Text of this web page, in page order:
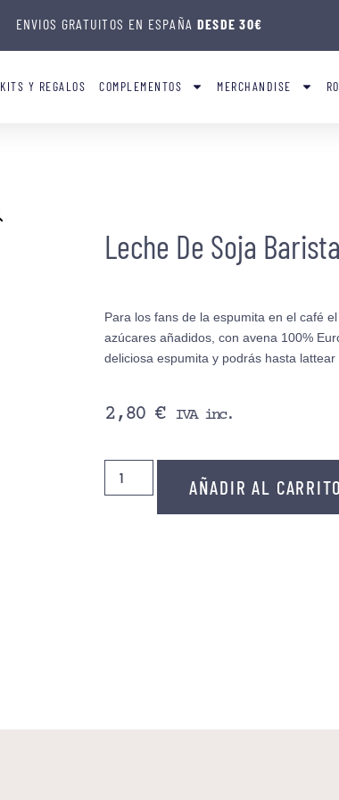
ENVIOS GRATUITOS EN ESPAÑA DESDE 30€
KITS Y REGALOS COMPLEMENTOS MERCHANDISE
Leche De Soja
Para los fans de la espumita en el café
azúcares añadidos, con avena 100%
deliciosa espumita y podrás hasta
2,80 € IVA inc.
AÑADIR AL